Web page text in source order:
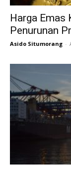
Harga Emas
Penurunan
Asido Situmorang -